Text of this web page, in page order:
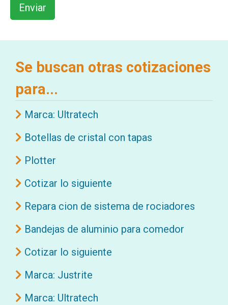
Se buscan otras cotizaciones
para...
Marca: Ultratech
Botellas de cristal con tapas
Plotter
Cotizar lo siguiente
Repara cion de sistema de rociadores
Bandejas de aluminio para comedor
Cotizar lo siguiente
Marca: Justrite
Marca: Ultratech